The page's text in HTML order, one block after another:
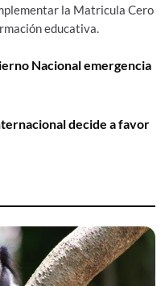
la Matricula Cero
educativa.
Nacional emergencia
decide a favor